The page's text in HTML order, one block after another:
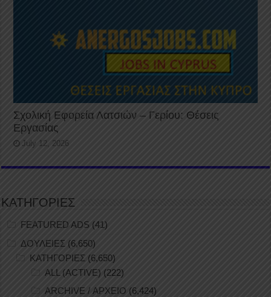
Σχολική Εφορεία Λατσιών – Γερίου: Θέσεις
Εργασίας
July 12, 2026
ΚΑΤΗΓΟΡΙΕΣ
FEATURED ADS (41)
ΔΟΥΛΕΙΕΣ (6,650)
ΚΑΤΗΓΟΡΙΕΣ (6,650)
ALL (ACTIVE) (222)
ARCHIVE / ΑΡΧΕΙΟ (6,424)